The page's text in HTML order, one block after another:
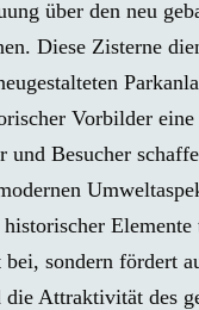
über den neu
Diese Zisterne
Vorbilder
und Besucher
sondern fördert
Attraktivität des